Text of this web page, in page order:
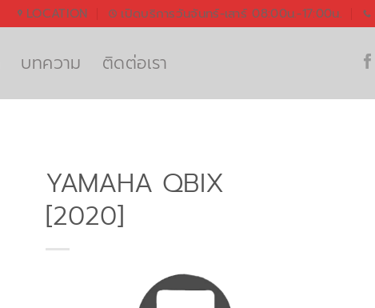
LOCATION เปิดบริการวันจันทร์-เสาร์ 08:00น.-17:00น.
บทความ ติดต่อเรา
YAMAHA QBIX
[2020]